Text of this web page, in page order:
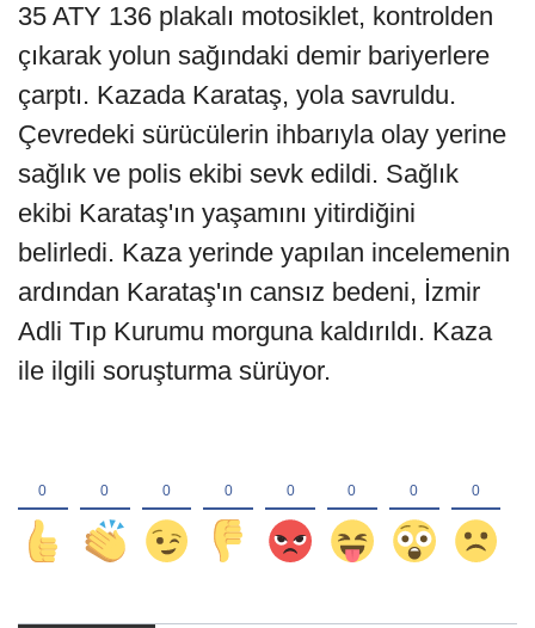
35 ATY 136 plakalı motosiklet, kontrolden
çıkarak yolun sağındaki demir bariyerlere
çarptı. Kazada Karataş, yola savruldu.
Çevredeki sürücülerin ihbarıyla olay yerine
sağlık ve polis ekibi sevk edildi. Sağlık
ekibi Karataş'ın yaşamını yitirdiğini
belirledi. Kaza yerinde yapılan incelemenin
ardından Karataş'ın cansız bedeni, İzmir
Adli Tıp Kurumu morguna kaldırıldı. Kaza
ile ilgili soruşturma sürüyor.